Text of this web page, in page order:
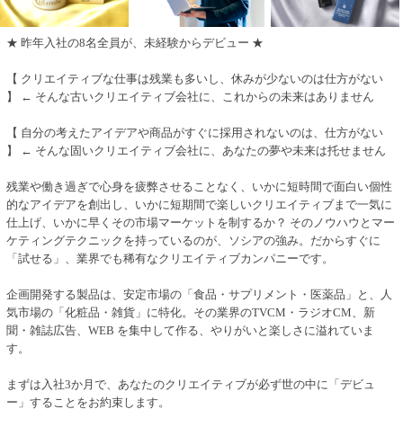
★ 昨年入社の8名全員が、未経験からデビュー ★
【 クリエイティブな仕事は残業も多いし、休みが少ないのは仕方がない
】 ← そんな古いクリエイティブ会社に、これからの未来はありません
【 自分の考えたアイデアや商品がすぐに採用されないのは、仕方がない
】 ← そんな固いクリエイティブ会社に、あなたの夢や未来は托せません
残業や働き過ぎで心身を疲弊させることなく、いかに短時間で面白い個性
的なアイデアを創出し、いかに短期間で楽しいクリエイティブまで一気に
仕上げ、いかに早くその市場マーケットを制するか？ そのノウハウとマー
ケティングテクニックを持っているのが、ソシアの強み。だからすぐに
「試せる」、業界でも稀有なクリエイティブカンパニーです。
企画開発する製品は、安定市場の「食品・サプリメント・医薬品」と、人
気市場の「化粧品・雑貨」に特化。その業界のTVCM・ラジオCM、新
聞・雑誌広告、WEB を集中して作る、やりがいと楽しさに溢れていま
す。
まずは入社3か月で、あなたのクリエイティブが必ず世の中に「デビュ
ー」することをお約束します。